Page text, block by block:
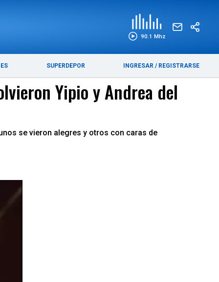
90.1 Mhz
SUPERDEPOR INGRESAR / REGISTRARSE
Yipio y Andrea del
se vieron alegres y otros con caras de